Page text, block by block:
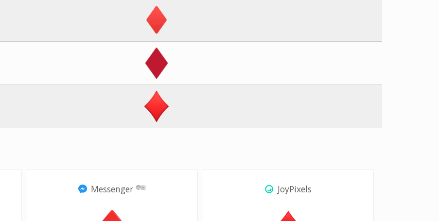
Messenger 🧓🏼 JoyPixels